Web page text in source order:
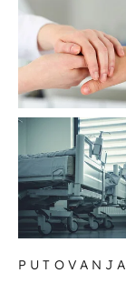
PUTOVANJA